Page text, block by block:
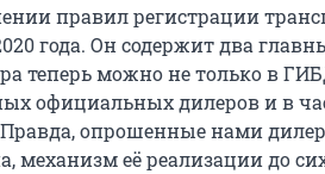
правил регистрации
года. Он содержит два
теперь можно не только в
официальных дилеров и в
опрошенные нами
механизм её реализации до